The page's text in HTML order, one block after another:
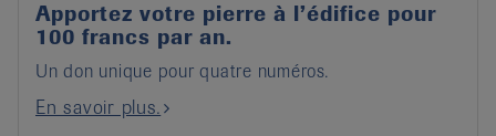
Apportez votre pierre à l’édifice pour
100 francs par an.
Un don unique pour quatre numéros.
En savoir plus.